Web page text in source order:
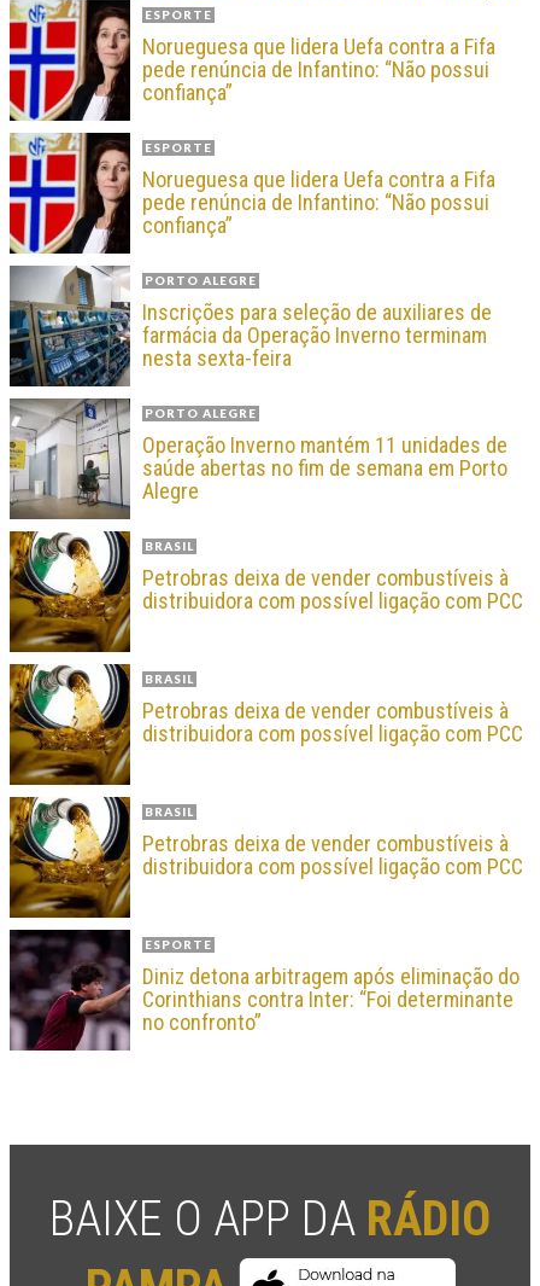
ESPORTE
Norueguesa que lidera Uefa contra a Fifa
pede renúncia de Infantino: “Não possui
confiança”
ESPORTE
Norueguesa que lidera Uefa contra a Fifa
pede renúncia de Infantino: “Não possui
confiança”
PORTO ALEGRE
Inscrições para seleção de auxiliares de
farmácia da Operação Inverno terminam
nesta sexta-feira
PORTO ALEGRE
Operação Inverno mantém 11 unidades de
saúde abertas no fim de semana em Porto
Alegre
BRASIL
Petrobras deixa de vender combustíveis à
distribuidora com possível ligação com PCC
BRASIL
Petrobras deixa de vender combustíveis à
distribuidora com possível ligação com PCC
BRASIL
Petrobras deixa de vender combustíveis à
distribuidora com possível ligação com PCC
ESPORTE
Diniz detona arbitragem após eliminação do
Corinthians contra Inter: “Foi determinante
no confronto”
BAIXE O APP DA RÁDIO